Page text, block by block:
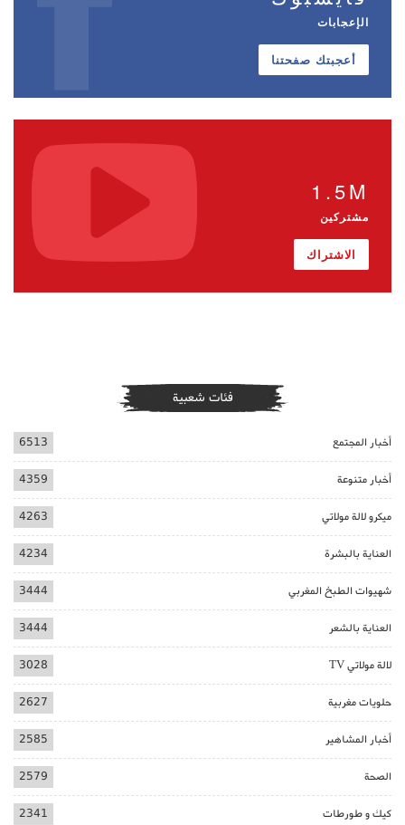
الإعجابات
أعجبتك صفحتنا
1.5M
مشتركين
الاشتراك
فئات شعبية
أخبار المجتمع 6513
أخبار متنوعة 4359
ميكرو لالة مولاتي 4263
العناية بالبشرة 4234
شهيوات الطبخ المغربي 3444
العناية بالشعر 3444
لالة مولاتي TV 3028
حلويات مغربية 2627
أخبار المشاهير 2585
الصحة 2579
كيك و طورطات 2341